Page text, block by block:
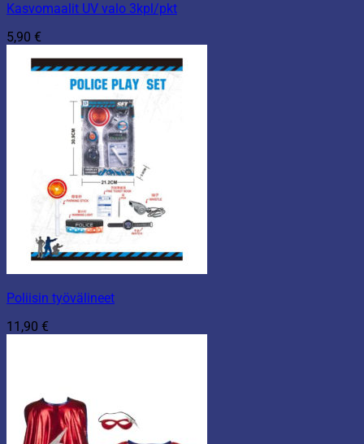
Kasvomaalit UV valo 3kpl/pkt
5,90 €
Poliisin työvälineet
11,90 €